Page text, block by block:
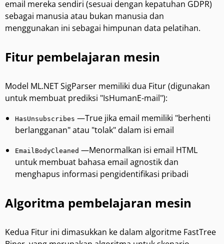
email mereka sendiri (sesuai dengan kepatuhan GDPR)
sebagai manusia atau bukan manusia dan
menggunakan ini sebagai himpunan data pelatihan.
Fitur pembelajaran mesin
Model ML.NET SigParser memiliki dua Fitur (digunakan
untuk membuat prediksi "IsHumanE-mail"):
HasUnsubscribes —True jika email memiliki "berhenti
berlangganan" atau "tolak" dalam isi email
EmailBodyCleaned —Menormalkan isi email HTML
untuk membuat bahasa email agnostik dan
menghapus informasi pengidentifikasi pribadi
Algoritma pembelajaran mesin
Kedua Fitur ini dimasukkan ke dalam algoritme FastTree